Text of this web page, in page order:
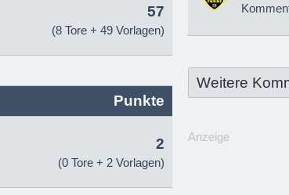
57
(8 Tore + 49 Vorlagen)
Punkte
2
(0 Tore + 2 Vorlagen)
Weitere
Anzeige